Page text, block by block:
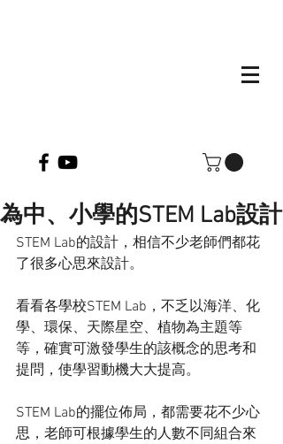
為中、小學的STEM Lab設計
STEM Lab的設計，相信不少老師們都花
了很多心思來設計。
看看各學校STEM Lab，不乏以海洋、化
學、環保、天際星空、植物為主題等
等，確實可激發學生的該概念的思考和
提問，使學習動機大大提高。
STEM Lab的擺位佈局，都需要花不少心
思，老師可根據學生的人數不同組合來